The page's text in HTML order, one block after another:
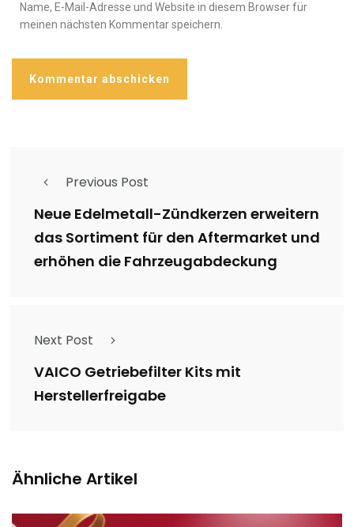
Name, E-Mail-Adresse und Website in diesem Browser für
meinen nächsten Kommentar speichern.
Previous Post
Neue Edelmetall-Zündkerzen erweitern
das Sortiment für den Aftermarket und
erhöhen die Fahrzeugabdeckung
Next Post
VAICO Getriebefilter Kits mit
Herstellerfreigabe
Ähnliche Artikel